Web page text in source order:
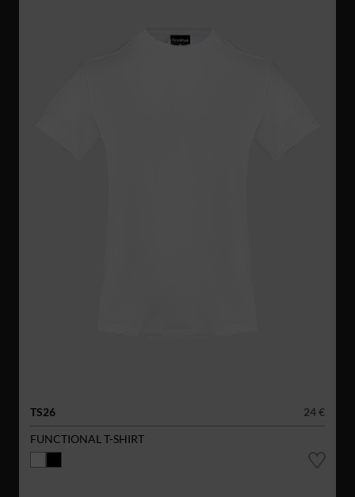
TS26
24 €
FUNCTIONAL T-SHIRT